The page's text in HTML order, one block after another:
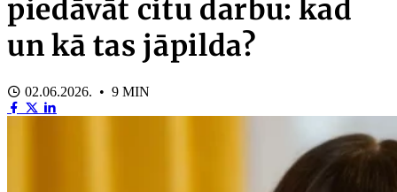
piedāvāt citu darbu: kad
un kā tas jāpilda?
02.06.2026. • 9 MIN